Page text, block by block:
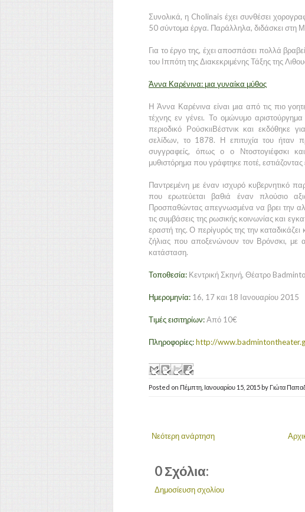
Συνολικά, η Cholinais έχει συνθέσει
50 σύντομα έργα. Παράλληλα, διδάσκει στη
Για το έργο της, έχει αποσπάσει πολλά
του Ιππότη της Διακεκριμένης Τάξης της
Άννα Καρένινα: μια γυναίκα μύθος
Η Άννα Καρένινα είναι μια από τις πιο
τέχνης εν γένει. Το ομώνυμο
περιοδικό ΡούσκιιΒέστνικ και
σελίδων, το 1878. Η επιτυχία του ήταν
συγγραφείς, όπως ο ο Ντοστογιέφσκι
μυθιστόρημα που γράφτηκε ποτέ,
Παντρεμένη με έναν ισχυρό κυβερνητικό
που ερωτεύεται βαθιά έναν πλούσιο
Προσπαθώντας απεγνωσμένα να βρει την
τις συμβάσεις της ρωσικής κοινωνίας και
εραστή της. Ο περίγυρός της την καταδικάζει
ζήλιας που αποξενώνουν τον Βρόνσκι, με
κατάσταση.
Τοποθεσία: Κεντρική Σκηνή, Θέατρο
Ημερομηνία: 16, 17 και 18 Ιανουαρίου 2015
Τιμές εισιτηρίων:Από 10€
Πληροφορίες:http://
Posted on Πέμπτη, Ιανουαρίου 15, 2015 by Γιώτα
Νεότερη ανάρτηση
0 Σχόλια:
Δημοσίευση σχολίου